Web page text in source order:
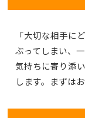
「大切な相手に
ぶってしまい、
気持ちに寄り添
します。まずは